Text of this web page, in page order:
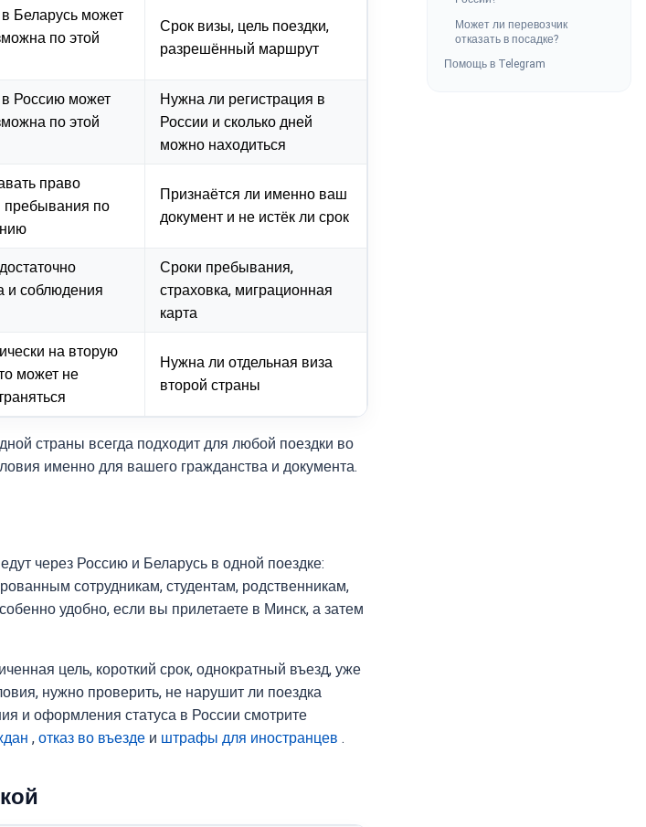
Беларусь может
по этой
Срок визы, цель поездки,
разрешённый маршрут
Россию может
по этой
Нужна ли регистрация в
России и сколько дней
можно находиться
право
пребывания по
Признаётся ли именно ваш
документ и не истёк ли срок
и соблюдения
Сроки пребывания,
страховка, миграционная
карта
на вторую
может не
Нужна ли отдельная виза
второй страны
страны всегда подходит для любой поездки во
именно для вашего гражданства и документа.
через Россию и Беларусь в одной поездке:
сотрудникам, студентам, родственникам,
удобно, если вы прилетаете в Минск, а затем
цель, короткий срок, однократный въезд, уже
нужно проверить, не нарушит ли поездка
и оформления статуса в России смотрите
, отказ во въезде и штрафы для иностранцев .
Может ли перевозчик
отказать в посадке?
Помощь в Telegram